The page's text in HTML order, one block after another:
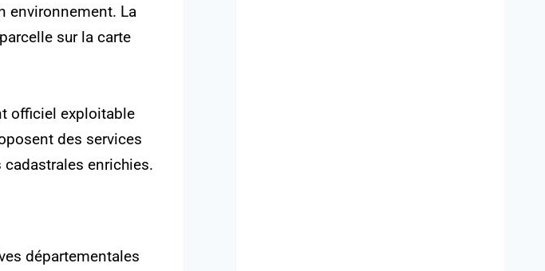
environnement. La
sur la carte
officiel exploitable
des services
enrichies.
départementales